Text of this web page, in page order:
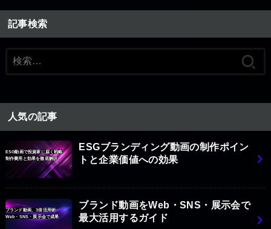
記事検索
人気の記事
ESG動画で投資家に届く戦略
制作費用と効果を徹底解説
ESGブランディング動画の制作ポイン
トと企業価値への効果
ブランド動画、3倍活用術
Web・SNS・展示会で成果
ブランド動画をWeb・SNS・展示会で
最大活用するガイド